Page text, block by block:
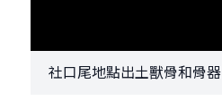
社口尾地點出土獸骨和骨器